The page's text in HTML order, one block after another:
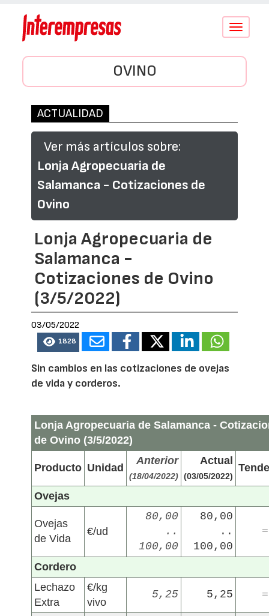
Conmutar
OVINO
ACTUALIDAD
Ver más artículos sobre:
Lonja Agropecuaria de
Salamanca - Cotizaciones de
Ovino
Lonja Agropecuaria de
Salamanca -
Cotizaciones de Ovino
(3/5/2022)
03/05/2022
1828
Sin cambios en las cotizaciones de ovejas
de vida y corderos.
Lonja Agropecuaria de Salamanca -
de Ovino (3/5/2022)
Producto Unidad
Anterior
(18/04/2022)
Actual
(03/05/2022)
Ovejas
Ovejas
de Vida
€/ud
80,00
..
100,00
80,00
..
100,00
=
Cordero
Lechazo
Extra
€/kg
vivo
5,25 5,25 =